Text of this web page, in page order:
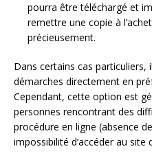
pourra être téléchargé et
remettre une copie à
précieusement.
Dans certains cas particuliers,
démarches directement en
Cependant, cette option est
personnes rencontrant des
procédure en ligne (absence
impossibilité d’accéder au site